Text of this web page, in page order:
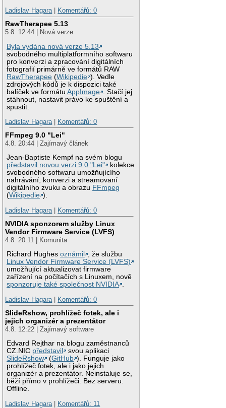
Ladislav Hagara| Komentářů: 0
RawTherapee 5.13
5.8. 12:44 | Nová verze
Byla vydána nová verze 5.13
svobodného multiplatformního softwaru
pro konverzi a zpracování digitálních
fotografií primárně ve formátů RAW
RawTherapee (Wikipedie ). Vedle
zdrojových kódů je k dispozici také
balíček ve formátuAppImage
. Stačí jej
stáhnout, nastavit právo ke spuštění a
spustit.
Ladislav Hagara| Komentářů: 0
FFmpeg 9.0 "Lei"
4.8. 20:44 | Zajímavý článek
Jean-Baptiste Kempf na svém blogu
představil novou verzi 9.0 "Lei"
kolekce
svobodného softwaru umožňujícího
nahrávání, konverzi a streamovaní
digitálního zvuku a obrazu FFmpeg
(Wikipedie ).
Ladislav Hagara| Komentářů: 0
NVIDIA sponzorem služby Linux
Vendor Firmware Service (LVFS)
4.8. 20:11 | Komunita
Richard Hughesoznámil
, že službu
Linux Vendor Firmware Service (LVFS)
umožňující aktualizovat firmware
zařízení na počítačích s Linuxem, nově
sponzoruje také společnost NVIDIA .
Ladislav Hagara| Komentářů: 0
SlideRshow, prohlížeč fotek, ale i
jejich organizér a prezentátor
4.8. 12:22 | Zajímavý software
Edvard Rejthar na blogu zaměstnanců
CZ.NIC představil
svou aplikaci
SlideRshow
(GitHub ). Funguje jako
prohlížeč fotek, ale i jako jejich
organizér a prezentátor. Neinstaluje se,
běží přímo v prohlížeči. Bez serveru.
Offline.
Ladislav Hagara| Komentářů: 11